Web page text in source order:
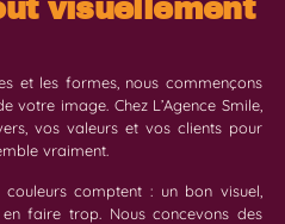
visuellement
et les formes, nous commençons
votre image. Chez L’Agence Smile,
vos valeurs et vos clients pour
vraiment.
comptent : un bon visuel,
faire trop. Nous concevons des